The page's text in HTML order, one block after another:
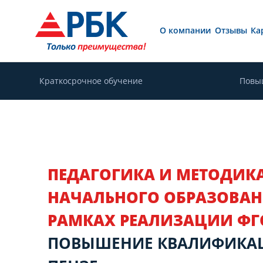
ПЕДАГОГИКА И
НАЧАЛЬНОГО
РАМКАХ РЕАЛИЗАЦИИ
ПОВЫШЕНИЕ
О компании Отзывы
Краткосрочное обучение